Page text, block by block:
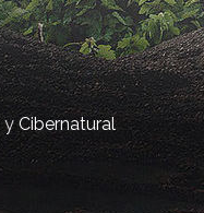
yCibernatural